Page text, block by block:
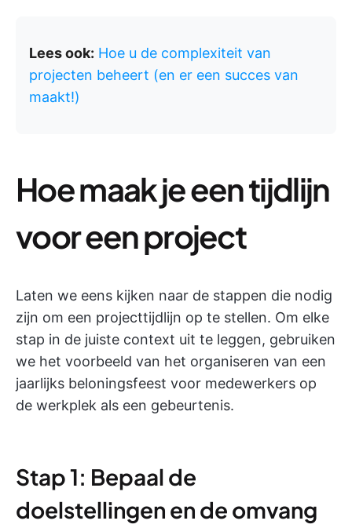
Lees ook: Hoe u de complexiteit van
projecten beheert (en er een succes van
maakt!)
Hoe maak je een tijdlijn
voor een project
Laten we eens kijken naar de stappen die nodig
zijn om een projecttijdlijn op te stellen. Om elke
stap in de juiste context uit te leggen, gebruiken
we het voorbeeld van het organiseren van een
jaarlijks beloningsfeest voor medewerkers op
de werkplek als een gebeurtenis.
Stap 1: Bepaal de
doelstellingen en de omvang